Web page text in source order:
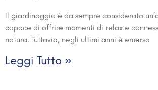
Il giardinaggio è da sempre considerato
capace di offrire momenti di relax e
natura. Tuttavia, negli ultimi anni è emersa
Leggi Tutto »